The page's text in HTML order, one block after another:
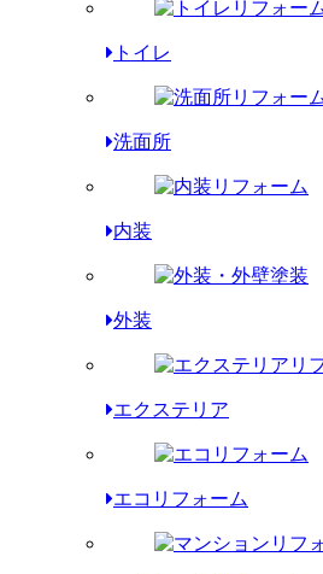
トイレ
洗面所
内装
外装
エクステリア
エコリフォーム